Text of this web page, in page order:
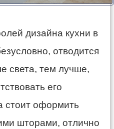
дизайна кухни в
отводится
света, тем лучше,
его
стоит оформить
шторами, отлично